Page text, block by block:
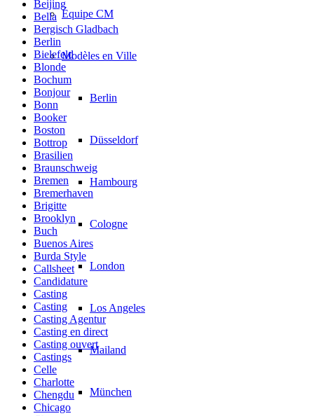
Équipe CM
Modèles en Ville
Berlin
Düsseldorf
Hambourg
Cologne
London
Los Angeles
Mailand
München
Beijing
Bella
Bergisch Gladbach
Berlin
Bielefeld
Blonde
Bochum
Bonjour
Bonn
Booker
Boston
Bottrop
Brasilien
Braunschweig
Bremen
Bremerhaven
Brigitte
Brooklyn
Buch
Buenos Aires
Burda Style
Callsheet
Candidature
Casting
Casting
Casting Agentur
Casting en direct
Casting ouvert
Castings
Celle
Charlotte
Chengdu
Chicago